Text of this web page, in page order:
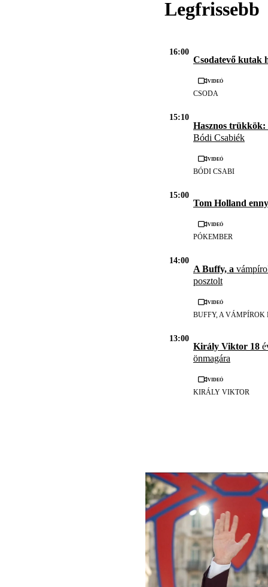
Legfrissebb
16:00
Csodatevő kutak
Videó
CSODA
15:10
Hasznos trükkök:
Bódi Csabiék
Videó
BÓDI CSABI
15:00
Tom Holland
Videó
PÓKEMBER
14:00
A Buffy, a
posztolt
Videó
BUFFY, A VÁMPÍROK
13:00
Király Viktor 18
önmagára
Videó
KIRÁLY VIKTOR